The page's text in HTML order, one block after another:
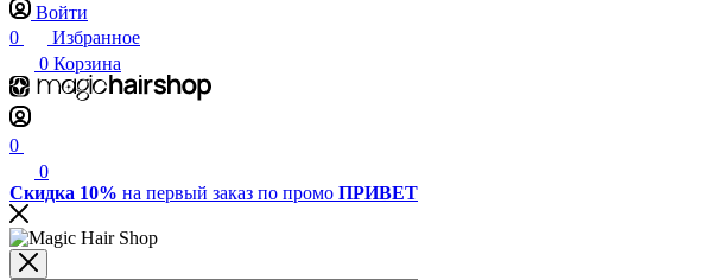
Войти
0
Избранное
0 Корзина
0
0
Скидка 10% на первый заказ по промо ПРИВЕТ